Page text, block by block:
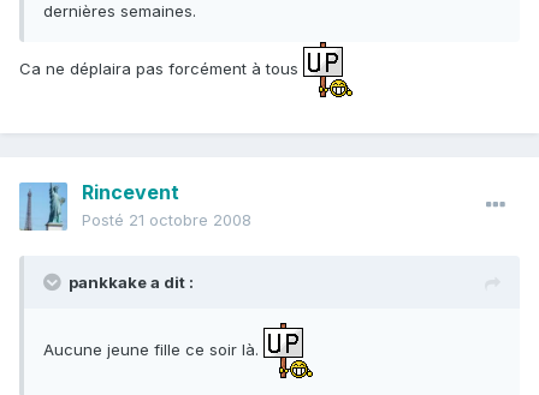
dernières semaines.
Ca ne déplaira pas forcément à tous
Rincevent
Posté 21 octobre 2008
pankkake a dit :
Aucune jeune fille ce soir là.